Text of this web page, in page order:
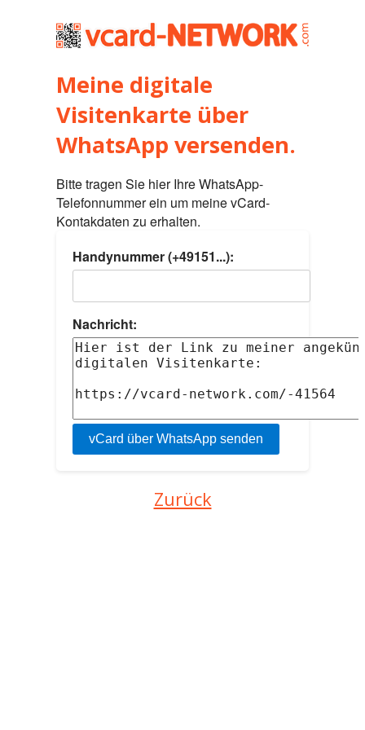
Meine digitale
Visitenkarte über
WhatsApp versenden.
Bitte tragen Sie hier Ihre WhatsApp-
Telefonnummer ein um meine vCard-
Kontakdaten zu erhalten.
Handynummer (+49151...):
Nachricht:
Zurück